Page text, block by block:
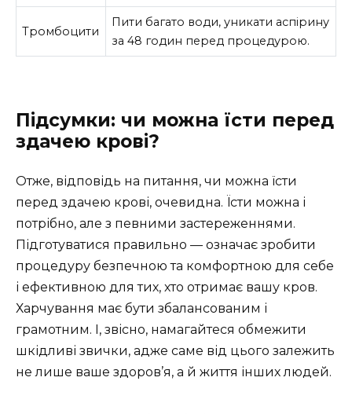
Тромбоцити
Пити багато води, уникати аспірину
за 48 годин перед процедурою.
Підсумки: чи можна їсти перед
здачею крові?
Отже, відповідь на питання, чи можна їсти
перед здачею крові, очевидна. Їсти можна і
потрібно, але з певними застереженнями.
Підготуватися правильно — означає зробити
процедуру безпечною та комфортною для себе
і ефективною для тих, хто отримає вашу кров.
Харчування має бути збалансованим і
грамотним. І, звісно, намагайтеся обмежити
шкідливі звички, адже саме від цього залежить
не лише ваше здоров’я, а й життя інших людей.